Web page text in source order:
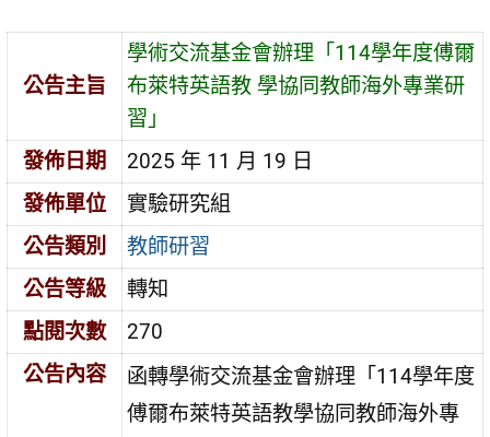
公告主旨
學術交流基金會辦理「114學年度傅爾
布萊特英語教 學協同教師海外專業研
習」
發佈日期
2025 年 11 月 19 日
發佈單位
實驗研究組
公告類別
教師研習
公告等級
轉知
點閱次數
270
公告內容
函轉學術交流基金會辦理「114學年度
傅爾布萊特英語教學協同教師海外專